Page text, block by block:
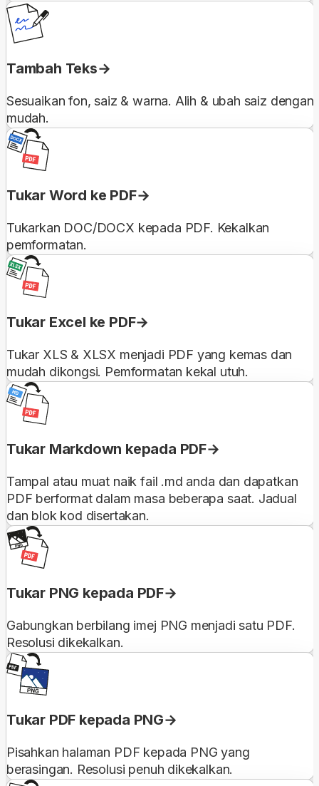
Tambah Teks
Sesuaikan fon, saiz & warna. Alih & ubah saiz dengan
mudah.
Tukar Word ke PDF
Tukarkan DOC/DOCX kepada PDF. Kekalkan
pemformatan.
Tukar Excel ke PDF
Tukar XLS & XLSX menjadi PDF yang kemas dan
mudah dikongsi. Pemformatan kekal utuh.
Tukar Markdown kepada PDF
Tampal atau muat naik fail .md anda dan dapatkan
PDF berformat dalam masa beberapa saat. Jadual
dan blok kod disertakan.
Tukar PNG kepada PDF
Gabungkan berbilang imej PNG menjadi satu PDF.
Resolusi dikekalkan.
Tukar PDF kepada PNG
Pisahkan halaman PDF kepada PNG yang
berasingan. Resolusi penuh dikekalkan.